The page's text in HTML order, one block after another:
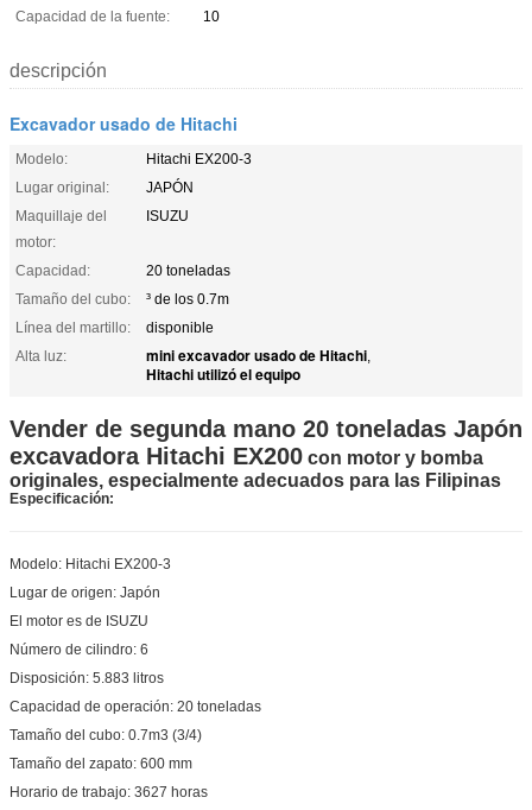
Capacidad de la fuente:
10
descripción
Excavador usado de Hitachi
Modelo:
Hitachi EX200-3
Lugar original:
JAPÓN
Maquillaje del
motor:
ISUZU
Capacidad:
20 toneladas
Tamaño del cubo:
³ de los 0.7m
Línea del martillo:
disponible
Alta luz:
mini excavador usado de Hitachi,
Hitachi utilizó el equipo
Vender de segunda mano 20 toneladas Japón
excavadora Hitachi EX200 con motor y bomba
originales, especialmente adecuados para las Filipinas
Especificación:
Modelo: Hitachi EX200-3
Lugar de origen: Japón
El motor es de ISUZU
Número de cilindro: 6
Disposición: 5.883 litros
Capacidad de operación: 20 toneladas
Tamaño del cubo: 0.7m3 (3/4)
Tamaño del zapato: 600 mm
Horario de trabajo: 3627 horas